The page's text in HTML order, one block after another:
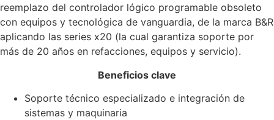
reemplazo del controlador lógico programable obsoleto
con equipos y tecnológica de vanguardia, de la marca B&R
aplicando las series x20 (la cual garantiza soporte por
más de 20 años en refacciones, equipos y servicio).
Beneficios clave
Soporte técnico especializado e integración de
sistemas y maquinaria